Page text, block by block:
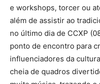
e workshops, torcer ou
além de assistir ao
no último dia de CCXP
ponto de encontro para
influenciadores da
cheia de quadros